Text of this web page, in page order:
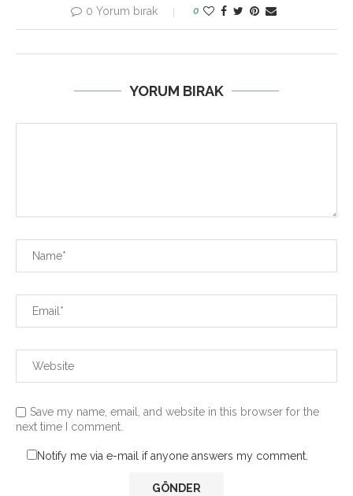
0 Yorum bırak 0
YORUM BIRAK
Save my name, email, and website in this browser for the
next time I comment.
Notify me via e-mail if anyone answers my comment.